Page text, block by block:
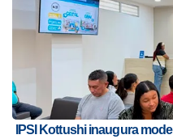
IPSI Kottushi inaugura